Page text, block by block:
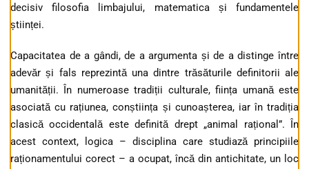
decisiv filosofia limbajului, matematica și fundamentele
științei.
Capacitatea de a gândi, de a argumenta și de a distinge între
adevăr și fals reprezintă una dintre trăsăturile definitorii ale
umanității. În numeroase tradiții culturale, ființa umană este
asociată cu rațiunea, conștiința și cunoașterea, iar în tradiția
clasică occidentală este definită drept „animal rațional”. În
acest context, logica – disciplina care studiază principiile
raționamentului corect – a ocupat, încă din antichitate, un loc